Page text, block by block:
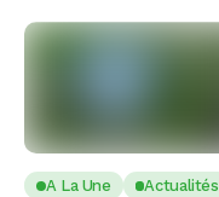
A La Une
Actualités